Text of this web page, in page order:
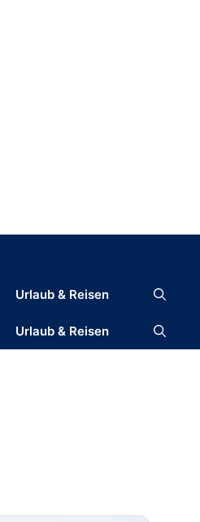
Urlaub & Reisen
Urlaub & Reisen